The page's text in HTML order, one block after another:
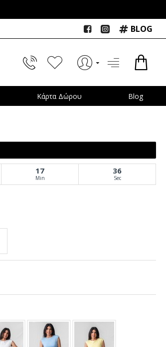
BLOG
Κάρτα Δώρου Blog
17
Min
36
Sec